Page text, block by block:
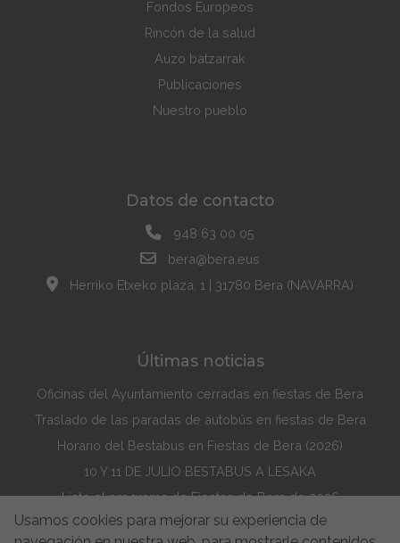
Fondos Europeos
Rincón de la salud
Auzo batzarrak
Publicaciones
Nuestro pueblo
Datos de contacto
948 63 00 05
bera@bera.eus
Herriko Etxeko plaza, 1 | 31780 Bera (NAVARRA)
Últimas noticias
Oficinas del Ayuntamiento cerradas en fiestas de Bera
Traslado de las paradas de autobús en fiestas de Bera
Horario del Bestabus en Fiestas de Bera (2026)
10 Y 11 DE JULIO BESTABUS A LESAKA
Listo el programa de Fiestas de Bera de 2026
Usamos cookies para mejorar su experiencia de